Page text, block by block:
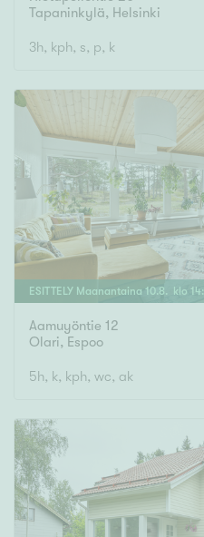
Tapaninkylä, Helsinki
3h, kph, s, p, k
ESITTELY Maanantaina 10.8. klo 14:
Aamuyöntie 12
Olari, Espoo
5h, k, kph, wc, ak